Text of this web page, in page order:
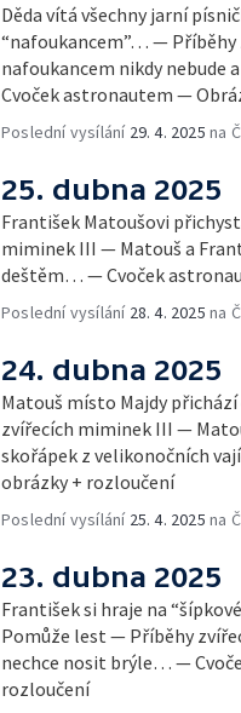
Děda vítá všechny jarní
“nafoukancem”… —
nafoukancem nikdy
Cvoček astronautem —
Poslední vysílání 29. 4. 2025 na
25. dubna 2025
František Matoušovi
miminek III — Matouš a
deštěm… — Cvoček
Poslední vysílání 28. 4. 2025 na
24. dubna 2025
Matouš místo Majdy
zvířecích miminek III —
skořápek z velikonočních
obrázky + rozloučení
Poslední vysílání 25. 4. 2025 na
23. dubna 2025
František si hraje na
Pomůže lest — Příběhy
nechce nosit brýle… —
rozloučení